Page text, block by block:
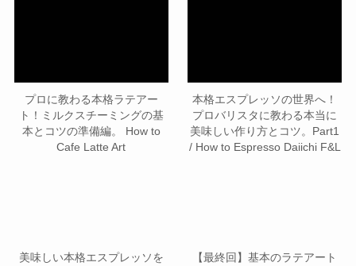
プロに教わる本格ラテアー
ト！ミルクスチーミングの基
本とコツの準備編。 How to
Cafe Latte Art
本格エスプレッソの世界へ！
プロバリスタに教わる本当に
美味しい作り方とコツ。Part1
/ How to Espresso Daiichi F&L
美味しい本格エスプレッソを
【最終回】基本のラテアート